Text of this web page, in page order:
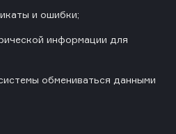
и ошибки;
информации для
обмениваться данными